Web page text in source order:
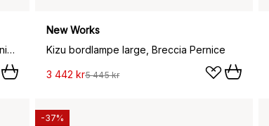
Kizu bærbare bordlampe, Breccia Pernice
New Works
Kizu bordlampe large, Breccia Pernice
3 442 kr5 445 kr
-37%